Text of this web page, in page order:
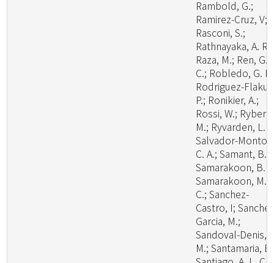
Rambold, G.;
Ramirez-Cruz, V;
Rasconi, S.;
Rathnayaka, A. R.;
Raza, M.; Ren, G.
C.; Robledo, G.
Rodriguez-
P.; Ronikier, A.;
Rossi, W.; Ryberg,
M.; Ryvarden, L.
Salvador-
C. A.; Samant, B.;
Samarakoon, B.
Samarakoon, M.
C.; Sanchez-
Castro, I;
Garcia, M.;
Sandoval-Denis,
M.; Santamaria,